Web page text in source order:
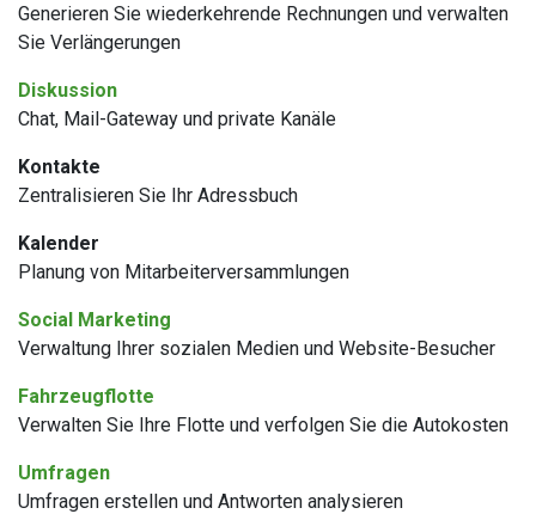
Generieren Sie wiederkehrende Rechnungen und verwalten
Sie Verlängerungen
Diskussion
Chat, Mail-Gateway und private Kanäle
Kontakte
Zentralisieren Sie Ihr Adressbuch
Kalender
Planung von Mitarbeiterversammlungen
Social Marketing
Verwaltung Ihrer sozialen Medien und Website-Besucher
Fahrzeugflotte
Verwalten Sie Ihre Flotte und verfolgen Sie die Autokosten
Umfragen
Umfragen erstellen und Antworten analysieren